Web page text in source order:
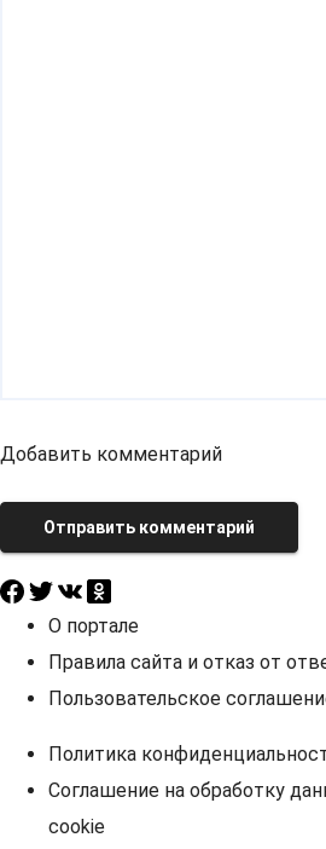
Добавить комментарий
Отправить комментарий
О портале
Правила сайта и отказ от
Пользовательское
Политика
Соглашение на обработку
cookie